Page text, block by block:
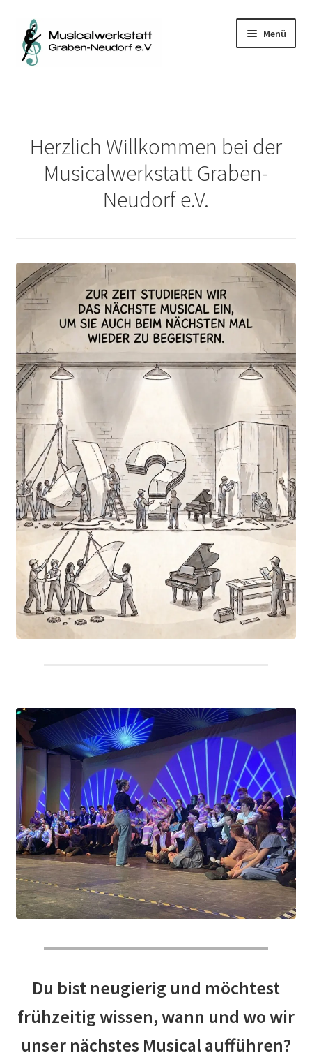
Zur
Navigation
springen
Zum
Inhalt
springen
Menü
Über uns
Management
Herzlich Willkommen bei der
Musicalwerkstatt Graben-
Neudorf e.V.
Du bist neugierig und möchtest
frühzeitig wissen, wann und wo wir
unser nächstes Musical aufführen?